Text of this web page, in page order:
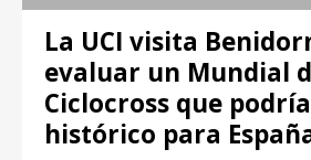
La UCI visita
evaluar un Mundial
Ciclocross que
histórico para